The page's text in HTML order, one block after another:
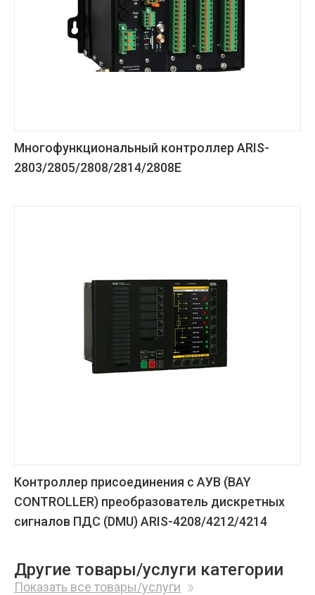
Многофункциональный контроллер ARIS-
2803/2805/2808/2814/2808Е
Контроллер присоединения с АУВ (BAY
CONTROLLER) преобразователь дискретных
сигналов ПДС (DMU) ARIS-4208/4212/4214
Другие товары/услуги категории
Показать все товары/услуги